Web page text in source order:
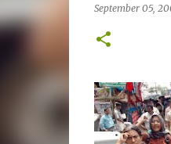
September 05,